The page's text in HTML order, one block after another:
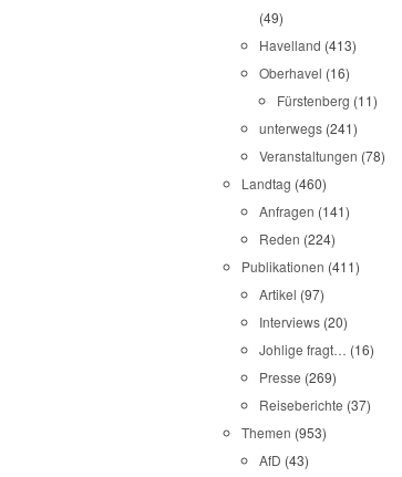
(49)
Havelland (413)
Oberhavel (16)
Fürstenberg (11)
unterwegs (241)
Veranstaltungen (78)
Landtag (460)
Anfragen (141)
Reden (224)
Publikationen (411)
Artikel (97)
Interviews (20)
Johlige fragt… (16)
Presse (269)
Reiseberichte (37)
Themen (953)
AfD (43)